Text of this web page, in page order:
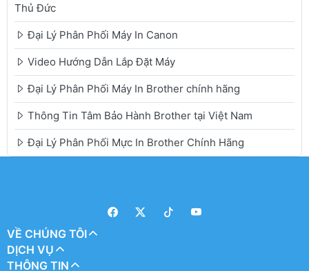
Thủ Đức
Đại Lý Phân Phối Máy In Canon
Video Hướng Dẫn Lắp Đặt Máy
Đại Lý Phân Phối Máy In Brother chính hãng
Thông Tin Tâm Bảo Hành Brother tại Việt Nam
Đại Lý Phân Phối Mực In Brother Chính Hãng
VỀ CHÚNG TÔI
DỊCH VỤ
THÔNG TIN